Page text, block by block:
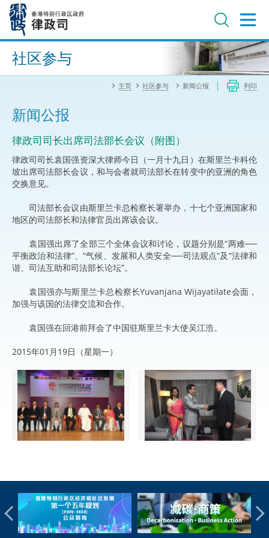
内
进阶搜寻
社区参与
主页 社区参与 新闻公报 列印
新闻公报
律政司司长出席司法部长会议（附图）
律政司司长袁国强资深大律师今日（一月十九日）在斯里兰卡科伦
坡出席司法部长会议，和与会者就司法部长在转变中的亚洲的角色
交换意见。
司法部长会议由斯里兰卡总检察长署举办，十七个亚洲国家和
地区的司法部长和法律官员出席该会议。
袁国强出席了全部三个全体会议和讨论，议题分别是“两难──
平衡政治和法律”、“气候、发展和人类安全──司法观点”及“法律和
谐、司法互助和司法部长论坛”。
袁国强亦与斯里兰卡总检察长Yuvanjana Wijayatilate会面，
加强与该国的法律交流和合作。
袁国强在回港前拜会了中国驻斯里兰卡大使吴江浩。
2015年01月19日（星期一）